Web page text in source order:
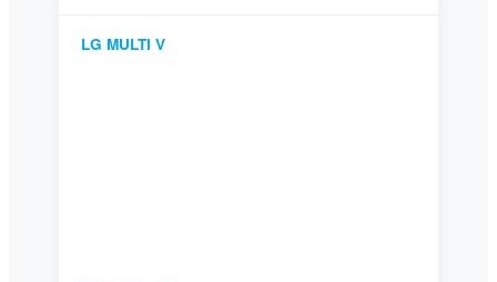
LG MULTI V